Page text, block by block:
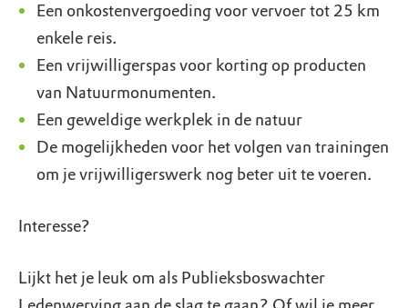
Een onkostenvergoeding voor vervoer tot 25 km
enkele reis.
Een vrijwilligerspas voor korting op producten
van Natuurmonumenten.
Een geweldige werkplek in de natuur
De mogelijkheden voor het volgen van trainingen
om je vrijwilligerswerk nog beter uit te voeren.
Interesse?
Lijkt het je leuk om als Publieksboswachter